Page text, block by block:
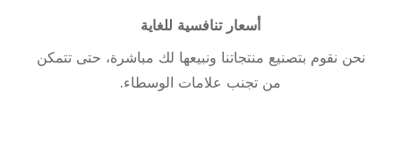
أسعار تنافسية للغاية
نحن نقوم بتصنيع منتجاتنا ونبيعها لك مباشرة، حتى تتمكن
من تجنب علامات الوسطاء.